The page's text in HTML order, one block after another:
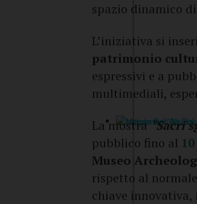
spazio dinamico
L’iniziativa si
patrimonio
espressivi e a
multimediali,
La mostra“Sacri
pubblico fino al
Museo
rispetto al
chiave